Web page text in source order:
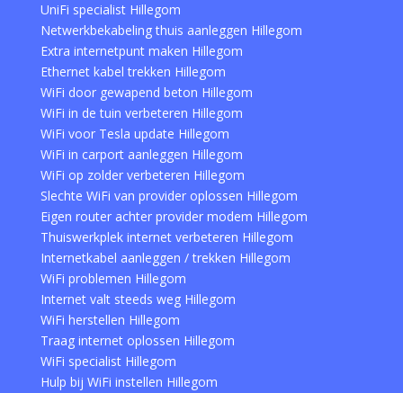
UniFi specialist Hillegom
Netwerkbekabeling thuis aanleggen Hillegom
Extra internetpunt maken Hillegom
Ethernet kabel trekken Hillegom
WiFi door gewapend beton Hillegom
WiFi in de tuin verbeteren Hillegom
WiFi voor Tesla update Hillegom
WiFi in carport aanleggen Hillegom
WiFi op zolder verbeteren Hillegom
Slechte WiFi van provider oplossen Hillegom
Eigen router achter provider modem Hillegom
Thuiswerkplek internet verbeteren Hillegom
Internetkabel aanleggen / trekken Hillegom
WiFi problemen Hillegom
Internet valt steeds weg Hillegom
WiFi herstellen Hillegom
Traag internet oplossen Hillegom
WiFi specialist Hillegom
Hulp bij WiFi instellen Hillegom